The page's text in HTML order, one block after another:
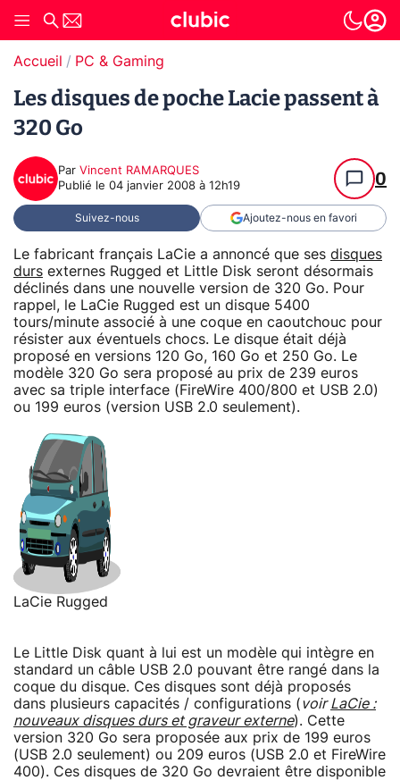
Accueil PC & Gaming
Les disques de poche Lacie passent à
320 Go
Par Vincent RAMARQUES
Publié le 04 janvier 2008 à 12h19 0
Suivez-nous Ajoutez-nous en favori
Le fabricant français LaCie a annoncé que ses disques
durs externes Rugged et Little Disk seront désormais
déclinés dans une nouvelle version de 320 Go. Pour
rappel, le LaCie Rugged est un disque 5400
tours/minute associé à une coque en caoutchouc pour
résister aux éventuels chocs. Le disque était déjà
proposé en versions 120 Go, 160 Go et 250 Go. Le
modèle 320 Go sera proposé au prix de 239 euros
avec sa triple interface (FireWire 400/800 et USB 2.0)
ou 199 euros (version USB 2.0 seulement).
LaCie Rugged
Le Little Disk quant à lui est un modèle qui intègre en
standard un câble USB 2.0 pouvant être rangé dans la
coque du disque. Ces disques sont déjà proposés
dans plusieurs capacités / configurations (voirLaCie :
nouveaux disques durs et graveur externe). Cette
version 320 Go sera proposée aux prix de 199 euros
(USB 2.0 seulement) ou 209 euros (USB 2.0 et FireWire
400). Ces disques de 320 Go devraient être disponible